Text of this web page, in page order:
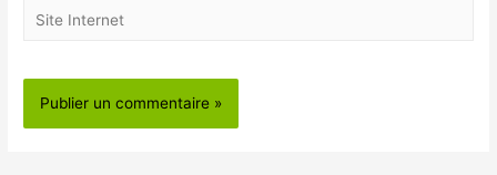
Site